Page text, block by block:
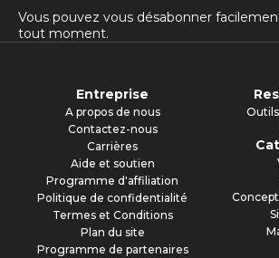
Vous pouvez vous désabonner
tout moment.
Entreprise
A propos de nous
Contactez-nous
Carrières
Aide et soutien
Programme d'affiliation
Politique de confidentialité
Termes et Conditions
Plan du site
Programme de partenaires